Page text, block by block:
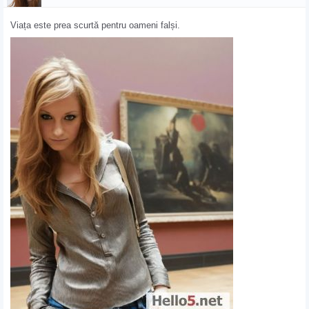
Viața este prea scurtă pentru oameni falși.